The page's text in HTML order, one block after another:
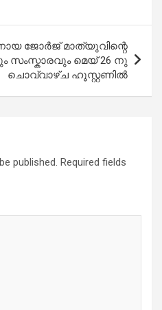
ജോർജ് മാത്യുവിന്റെ
മെയ് 26 നു
ചൊവ്വാഴ്ച ഹൂസ്റ്റണിൽ
published. Required fields